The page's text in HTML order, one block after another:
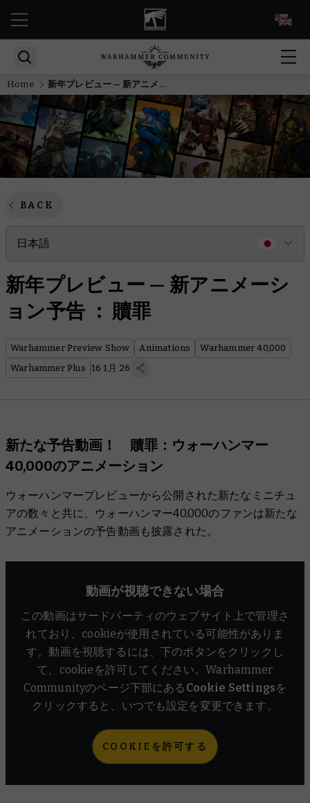
Home 新年プレビュー — 新アニメーション予告 ： 贖罪
BACK
日本語
新年プレビュー — 新アニメーシ
ョン予告 ： 贖罪
Warhammer Preview Show Animations
Warhammer 40,000
Warhammer Plus 16 1月 26
新たな予告動画！ 贖罪：ウォーハンマー
40,000のアニメーション
ウォーハンマープレビューから公開された新たなミニチュ
アの数々と共に、ウォーハンマー40,000のファンは新たな
アニメーションの予告動画も披露された。
動画が視聴できない場合
この動画はサードパーティのウェブサイト上で管理さ
れており、cookieが使用されている可能性がありま
す。動画を視聴するには、下のボタンをクリックし
て、cookieを許可してください。Warhammer
Communityのページ下部にある Cookie Settingsを
クリックすると、いつでも設定を変更できます。
COOKIEを許可する